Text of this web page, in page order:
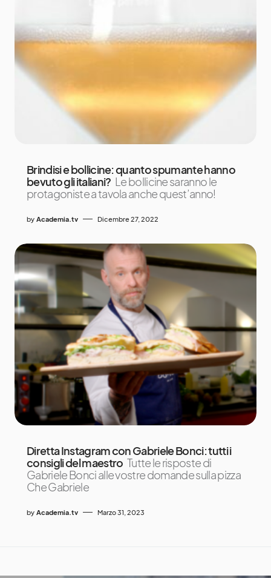
Brindisi e bollicine: quanto spumante hanno
bevuto gli italiani? Le bollicine saranno le
protagoniste a tavola anche quest’anno!
by Academia.tv Dicembre 27, 2022
Diretta Instagram con Gabriele Bonci: tutti i
consigli del maestro Tutte le risposte di
Gabriele Bonci alle vostre domande sulla pizza
Che Gabriele
by Academia.tv Marzo 31, 2023